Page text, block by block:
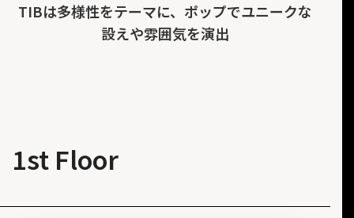
TIBは多様性をテーマに、ポップでユニークな
設えや雰囲気を演出
1st Floor